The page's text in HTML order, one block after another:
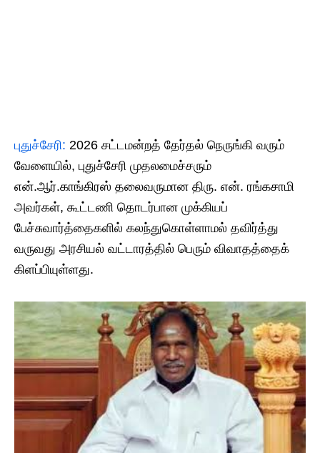
​புதுச்சேரி: 2026 சட்டமன்றத் தேர்தல் நெருங்கி வரும்
வேளையில், புதுச்சேரி முதலமைச்சரும்
என்.ஆர்.காங்கிரஸ் தலைவருமான திரு. என். ரங்கசாமி
அவர்கள், கூட்டணி தொடர்பான முக்கியப்
பேச்சுவார்த்தைகளில் கலந்துகொள்ளாமல் தவிர்த்து
வருவது அரசியல் வட்டாரத்தில் பெரும் விவாதத்தைக்
கிளப்பியுள்ளது.